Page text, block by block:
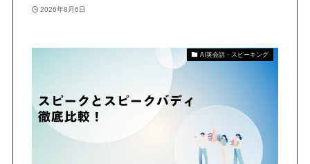
2026年8月6日
AI英会話・スピーキング